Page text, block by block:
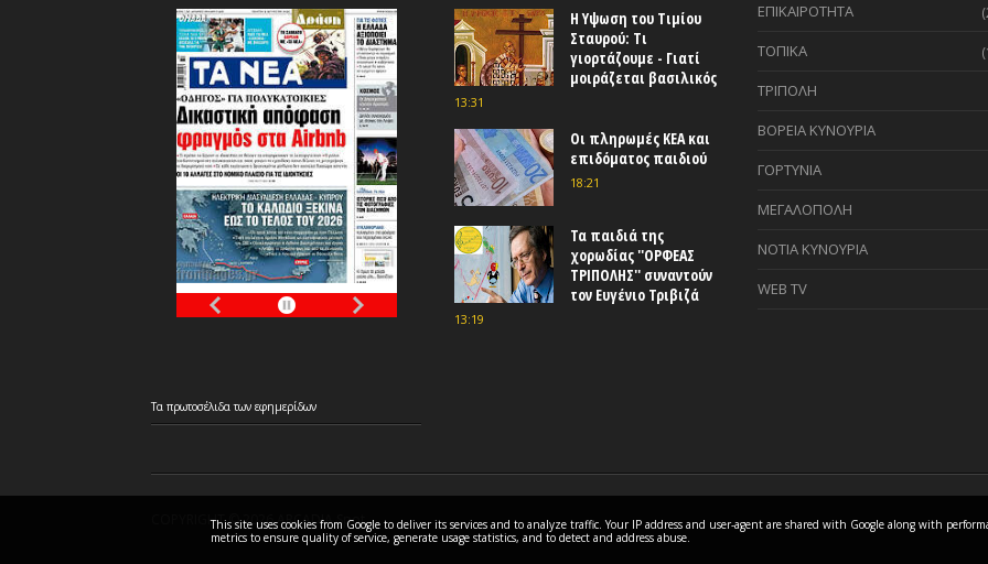
Τα πρωτοσέλιδατων εφημερίδων
Η Υψωση του Τιμίου
Σταυρού: Τι
γιορτάζουμε - Γιατί
μοιράζεται βασιλικός
13:31
Οι πληρωμές ΚΕΑ και
επιδόματος παιδιού
18:21
Τα παιδιά της
χορωδίας ''ΟΡΦΕΑΣ
ΤΡΙΠΟΛΗΣ'' συναντούν
τον Ευγένιο Τριβιζά
13:19
ΕΠΙΚΑΙΡΟΤΗΤΑ
ΤΟΠΙΚΑ
ΤΡΙΠΟΛΗ
ΒΟΡΕΙΑ ΚΥΝΟΥΡΙΑ
ΓΟΡΤΥΝΙΑ
ΜΕΓΑΛΟΠΟΛΗ
ΝΟΤΙΑ ΚΥΝΟΥΡΙΑ
WEB TV
COPYRIGHT ©2026 ARCADIA Spot
This site uses cookies from Google to deliver its services and to analyze traffic. Your IP address and user-agent are shared with Google along with
metrics to ensure quality of service, generate usage statistics, and to detect and address abuse.